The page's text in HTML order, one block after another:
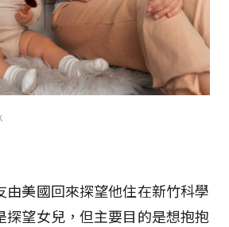
由美國回來探望他住在新竹科學
探望女兒，但主要目的是想抱抱